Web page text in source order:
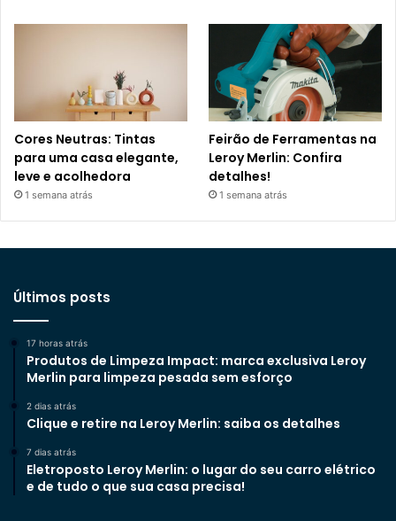
Cores Neutras: Tintas
para uma casa elegante,
leve e acolhedora
1 semana atrás
Feirão de Ferramentas na
Leroy Merlin: Confira
detalhes!
1 semana atrás
Últimos posts
17 horas atrás
Produtos de Limpeza Impact: marca exclusiva Leroy
Merlin para limpeza pesada sem esforço
2 dias atrás
Clique e retire na Leroy Merlin: saiba os detalhes
7 dias atrás
Eletroposto Leroy Merlin: o lugar do seu carro elétrico
e de tudo o que sua casa precisa!